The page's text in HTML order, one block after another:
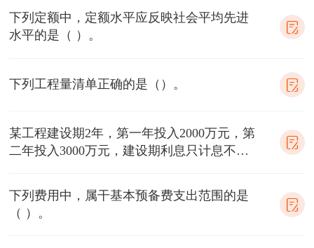
下列定额中，定额水平应反映社会平均先进
水平的是（ ）。
下列工程量清单正确的是（）。
某工程建设期2年，第一年投入2000万元，第
二年投入3000万元，建设期利息只计息不付
下列费用中，属干基本预备费支出范围的是
（ ）。